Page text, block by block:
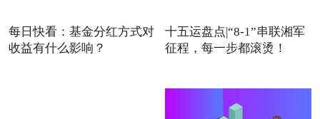
每日快看：基金分红方式对
收益有什么影响？
十五运盘点|“8-1”串联湘军
征程，每一步都滚烫！